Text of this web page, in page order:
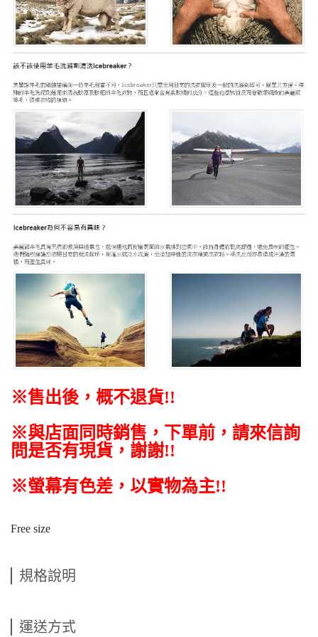
※售出後，概不退貨!!
※與店面同時銷售 ， 下單前 ， 請來信詢
問是否有現貨，謝謝!!
※螢幕有色差，以實物為主!!
Free size
規格說明
運送方式